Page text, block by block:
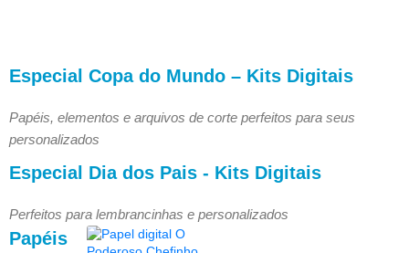
Especial Copa do Mundo – Kits Digitais
Papéis, elementos e arquivos de corte perfeitos para seus
personalizados
Especial Dia dos Pais - Kits Digitais
Perfeitos para lembrancinhas e personalizados
Papéis